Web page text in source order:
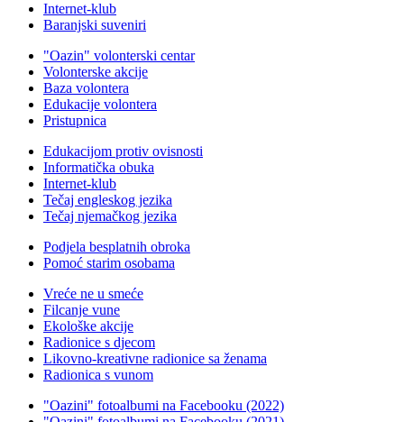
Internet-klub
Baranjski suveniri
"Oazin" volonterski centar
Volonterske akcije
Baza volontera
Edukacije volontera
Pristupnica
Edukacijom protiv ovisnosti
Informatička obuka
Internet-klub
Tečaj engleskog jezika
Tečaj njemačkog jezika
Podjela besplatnih obroka
Pomoć starim osobama
Vreće ne u smeće
Filcanje vune
Ekološke akcije
Radionice s djecom
Likovno-kreativne radionice sa ženama
Radionica s vunom
"Oazini" fotoalbumi na Facebooku (2022)